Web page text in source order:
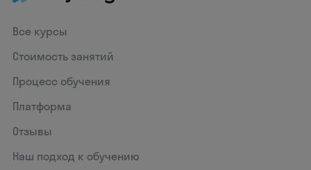
Все курсы
Стоимость занятий
Процесс обучения
Платформа
Отзывы
Наш подход к обучению